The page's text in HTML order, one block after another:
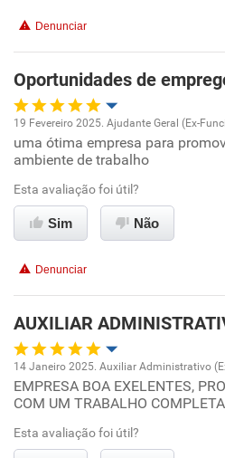
Recomenda esta empresa
Recomenda a diretoria
Denunciar
Oportunidades de
Oportunidade de promoção
Ambiente de trabalho
Conciliação com a vida familiar
Recomenda esta empresa
19 Fevereiro 2025. Ajudante Geral (Ex-
uma ótima empresa para
ambiente de trabalho
Esta avaliação foi útil?
Sim Não
Denunciar
AUXILIAR
Oportunidade de promoção
Ambiente de trabalho
14 Janeiro 2025. Auxiliar Administrativo
EMPRESA BOA EXELENTES,
COM UM TRABALHO
Esta avaliação foi útil?